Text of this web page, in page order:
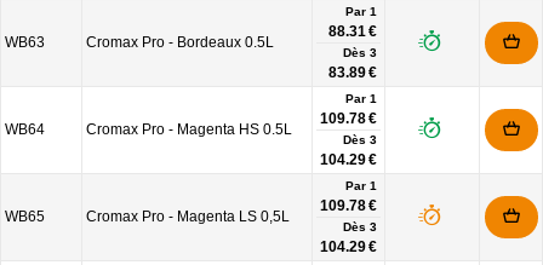
WB63 Cromax Pro - Bordeaux 0.5L
Par 1
88.31 €
Dès 3
83.89 €
WB64 Cromax Pro - Magenta HS 0.5L
Par 1
109.78 €
Dès 3
104.29 €
WB65 Cromax Pro - Magenta LS 0,5L
Par 1
109.78 €
Dès 3
104.29 €